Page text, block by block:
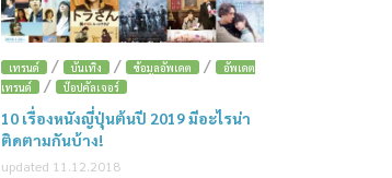
เทรนด์ / บันเทิง / ข้อมูลอัพเดต /
อัพเดต
เทรนด์
/ ป๊อปคัลเจอร์
10 เรื่องหนังญี่ปุ่นต้นปี 2019 มีอะไรน่า
ติดตามกันบ้าง!
updated 11.12.2018